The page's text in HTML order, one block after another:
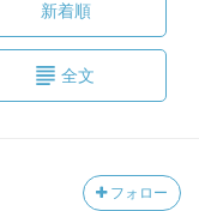
新着順
全文
フォロー